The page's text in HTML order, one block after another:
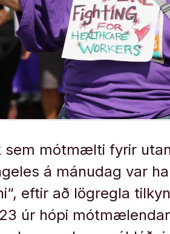
sem mótmælti fyrir
á mánudag var
eftir að lögregla
úr hópi